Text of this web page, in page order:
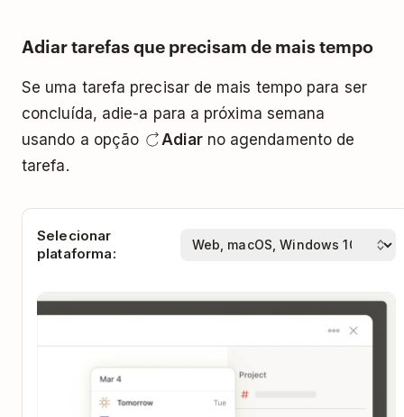
Adiar tarefas que precisam de mais tempo
Se uma tarefa precisar de mais tempo para ser
concluída, adie-a para a próxima semana
usando a opção
Adiarno agendamento de
tarefa.
Selecionar
plataforma: